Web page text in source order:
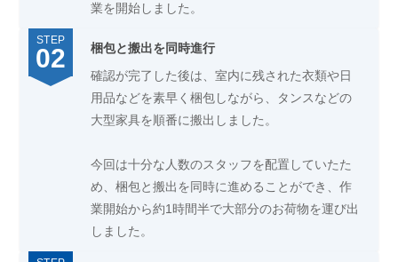
業を開始しました。
梱包と搬出を同時進行
確認が完了した後は、室内に残された衣類や日
用品などを素早く梱包しながら、タンスなどの
大型家具を順番に搬出しました。
今回は十分な人数のスタッフを配置していたた
め、梱包と搬出を同時に進めることができ、作
業開始から約1時間半で大部分のお荷物を運び出
しました。